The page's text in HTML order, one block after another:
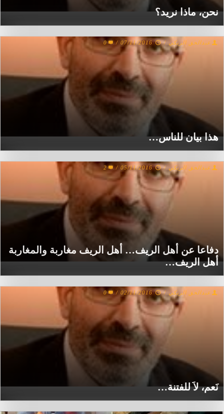
نحن، ماذا نريد؟
هذا بيان للناس…
عبدالحق الريكي /
07/11/2016
/
0
دفاعا عن أهل الريف… أهل الريف مغاربة والمغاربة
أهل الريف…
عبدالحق الريكي /
05/11/2016
/
2
نَعم، لاَ للفتنة…
عبدالحق الريكي /
02/11/2016
/
0